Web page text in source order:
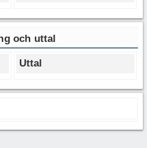
och uttal
Uttal